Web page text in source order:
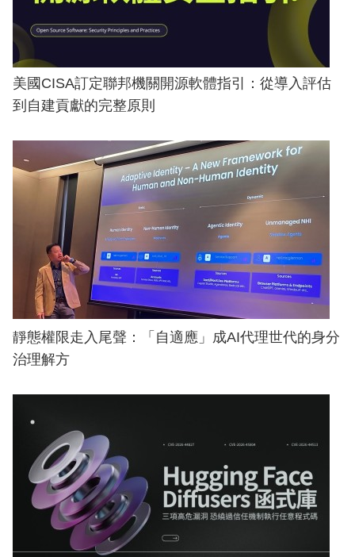
美國CISA訂定聯邦機關開源軟體指引：從導入評估
到自建貢獻的完整原則
靜態權限走入尾聲：「自適應」成AI代理世代的身分
治理解方